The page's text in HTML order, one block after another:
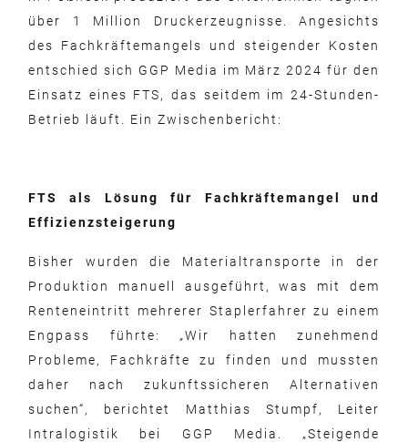
über 1 Million Druckerzeugnisse. Angesichts
des Fachkräftemangels und steigender Kosten
entschied sich GGP Media im März 2024 für den
Einsatz eines FTS, das seitdem im 24-Stunden-
Betrieb läuft. Ein Zwischenbericht:
FTS als Lösung für Fachkräftemangel und
Effizienzsteigerung
Bisher wurden die Materialtransporte in der
Produktion manuell ausgeführt, was mit dem
Renteneintritt mehrerer Staplerfahrer zu einem
Engpass führte: „Wir hatten zunehmend
Probleme, Fachkräfte zu finden und mussten
daher nach zukunftssicheren Alternativen
suchen“, berichtet Matthias Stumpf, Leiter
Intralogistik bei GGP Media. „Steigende